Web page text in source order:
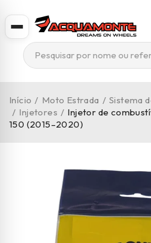
Início / Moto Estrada / Sistema
/ Injetores / Injetor de
150 (2015–2020)